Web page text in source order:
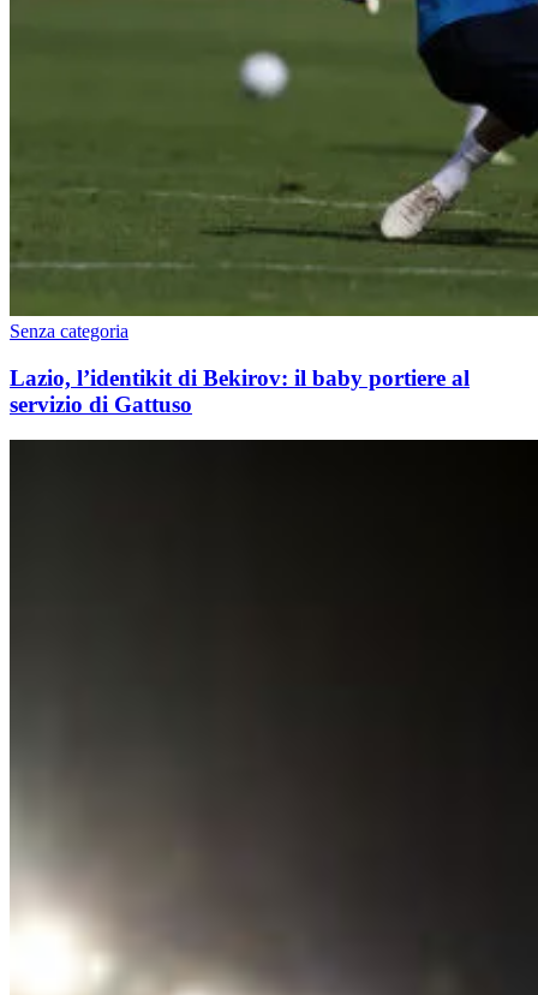
Senza categoria
Lazio, l’identikit di Bekirov: il baby portiere al
servizio di Gattuso